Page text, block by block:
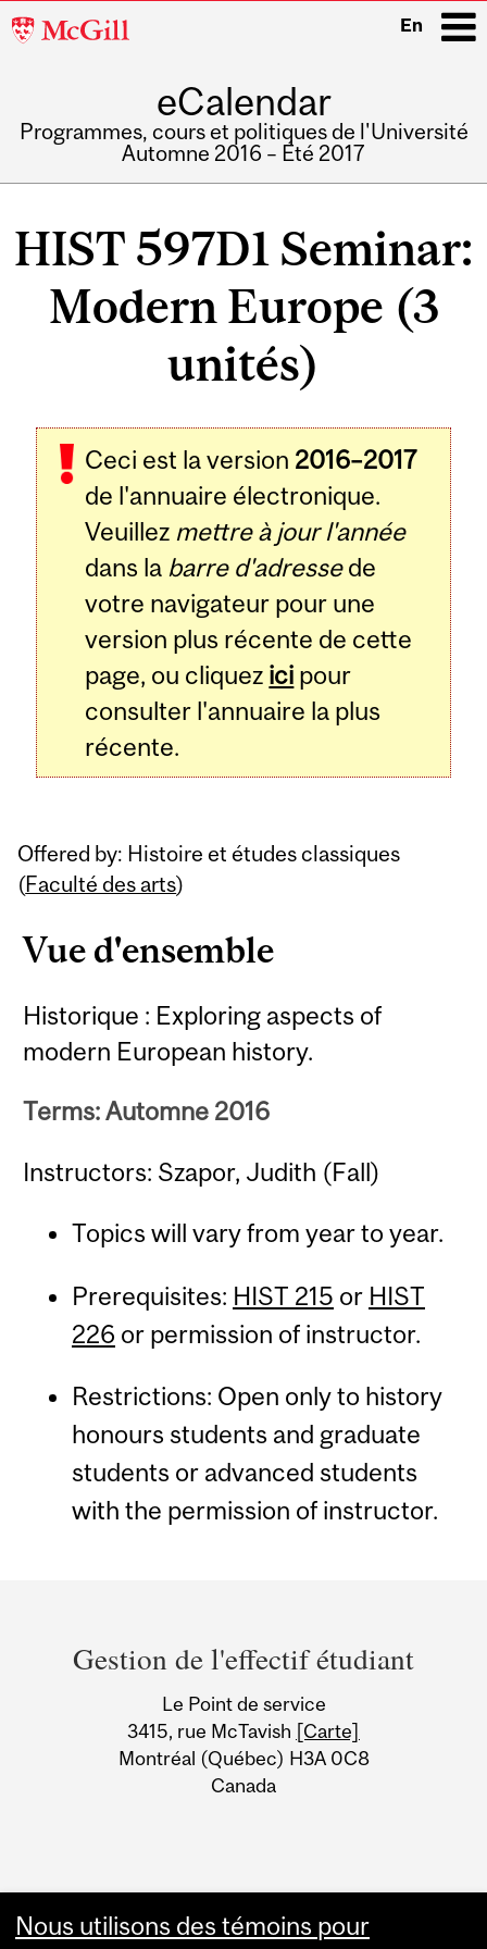
McGill
En
eCalendar
Programmes, cours et politiques de l'Université
Automne 2016 – Été 2017
HIST 597D1 Seminar:
Modern Europe (3
unités)
Ceci est la version 2016–2017
de l'annuaire électronique.
Veuillez mettre à jour l'année
dans la barre d'adressede
votre navigateur pour une
version plus récente de cette
page, ou cliquez ici pour
consulter l'annuaire la plus
récente.
Offered by: Histoire et études classiques
(Faculté des arts)
Vue d'ensemble
Historique : Exploring aspects of
modern European history.
Terms: Automne 2016
Instructors: Szapor, Judith (Fall)
Topics will vary from year to year.
Prerequisites: HIST 215 or HIST
226 or permission of instructor.
Restrictions: Open only to history
honours students and graduate
students or advanced students
with the permission of instructor.
and
University
Information
Gestion de l'effectif étudiant
Le Point de service
3415, rue McTavish [Carte]
Montréal (Québec) H3A 0C8
Canada
Nous utilisons des témoins pour